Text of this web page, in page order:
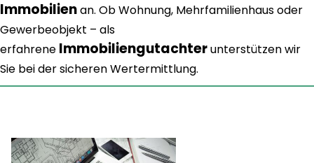
Immobilienan. Ob Wohnung, Mehrfamilienhaus oder
Gewerbeobjekt – als
erfahrene Immobiliengutachterunterstützen wir
Sie bei der sicheren Wertermittlung.